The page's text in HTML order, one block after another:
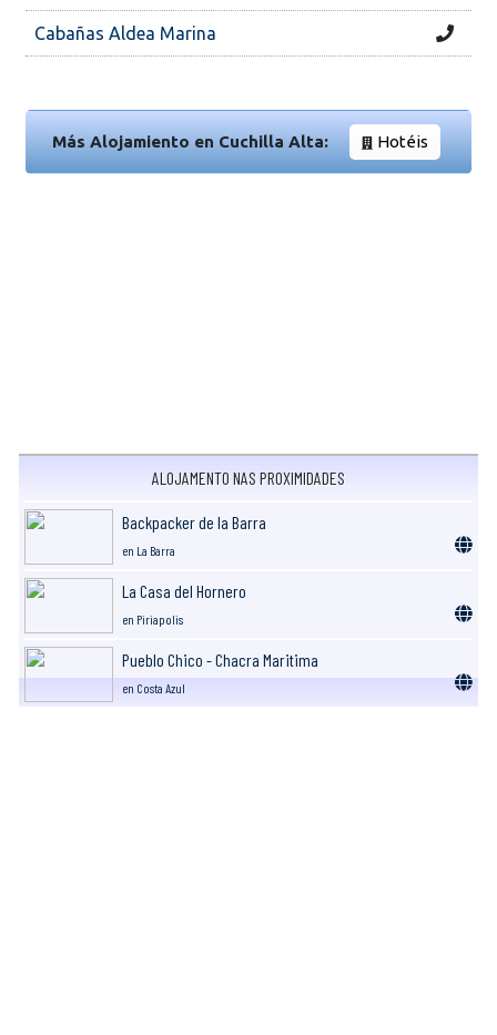
Cabañas Aldea Marina
Más Alojamiento en Cuchilla Alta: Hotéis
ALOJAMENTO NAS PROXIMIDADES
Backpacker de la Barra
en La Barra
La Casa del Hornero
en Piriapolis
Pueblo Chico - Chacra Maritima
en Costa Azul